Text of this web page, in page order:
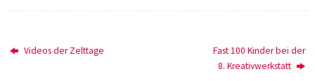
Videos der Zelttage
Fast 100 Kinder bei der
8. Kreativwerkstatt